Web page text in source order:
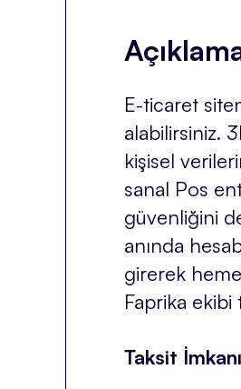
E-ticaret
alabilirsiniz.
kişisel
sanal Pos
güvenliğini
anında
girerek
Faprika ekibi
Taksit